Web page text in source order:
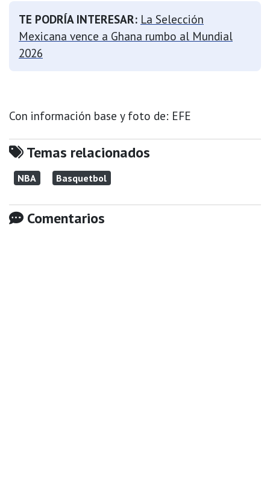
TE PODRÍA INTERESAR: La Selección
Mexicana vence a Ghana rumbo al Mundial
2026
Con información base y foto de: EFE
Temas relacionados
NBA Basquetbol
Comentarios